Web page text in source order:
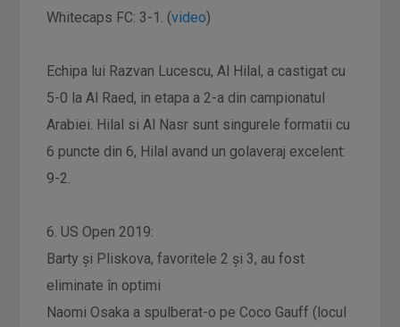
Whitecaps FC: 3-1. (video)
Echipa lui Razvan Lucescu, Al Hilal, a castigat cu
5-0 la Al Raed, in etapa a 2-a din campionatul
Arabiei. Hilal si Al Nasr sunt singurele formatii cu
6 puncte din 6, Hilal avand un golaveraj excelent:
9-2.
6. US Open 2019:
Barty şi Pliskova, favoritele 2 şi 3, au fost
eliminate în optimi
Naomi Osaka a spulberat-o pe Coco Gauff (locul